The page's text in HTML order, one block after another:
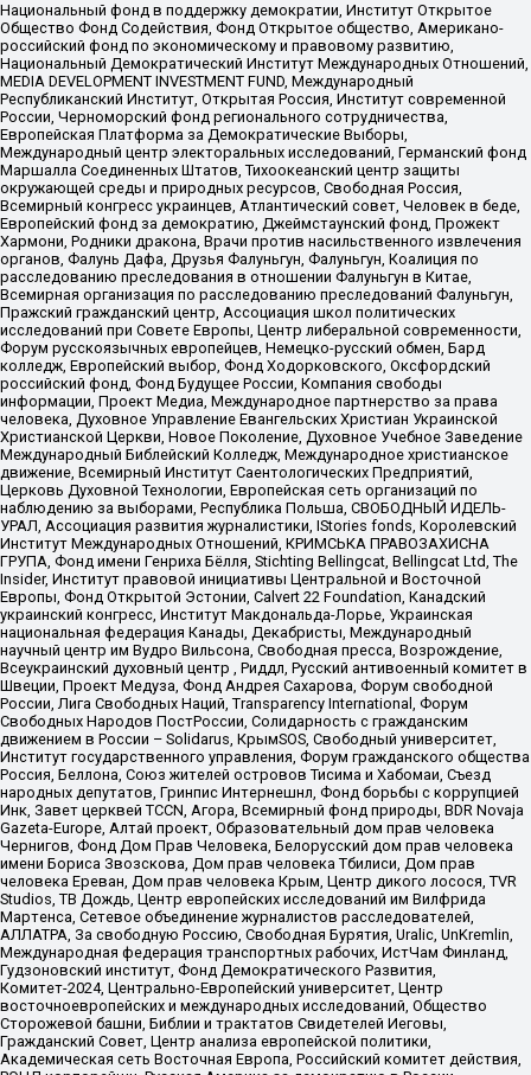
Национальный фонд в поддержку демократии, Институт Открытое
Общество Фонд Содействия, Фонд Открытое общество, Американо-
российский фонд по экономическому и правовому развитию,
Национальный Демократический Институт Международных Отношений,
MEDIA DEVELOPMENT INVESTMENT FUND, Международный
Республиканский Институт, Открытая Россия, Институт современной
России, Черноморский фонд регионального сотрудничества,
Европейская Платформа за Демократические Выборы,
Международный центр электоральных исследований, Германский фонд
Маршалла Соединенных Штатов, Тихоокеанский центр защиты
окружающей среды и природных ресурсов, Свободная Россия,
Всемирный конгресс украинцев, Атлантический совет, Человек в беде,
Европейский фонд за демократию, Джеймстаунский фонд, Прожект
Хармони, Родники дракона, Врачи против насильственного извлечения
органов, Фалунь Дафа, Друзья Фалуньгун, Фалуньгун, Коалиция по
расследованию преследования в отношении Фалуньгун в Китае,
Всемирная организация по расследованию преследований Фалуньгун,
Пражский гражданский центр, Ассоциация школ политических
исследований при Совете Европы, Центр либеральной современности,
Форум русскоязычных европейцев, Немецко-русский обмен, Бард
колледж, Европейский выбор, Фонд Ходорковского, Оксфордский
российский фонд, Фонд Будущее России, Компания свободы
информации, Проект Медиа, Международное партнерство за права
человека, Духовное Управление Евангельских Христиан Украинской
Христианской Церкви, Новое Поколение, Духовное Учебное Заведение
Международный Библейский Колледж, Международное христианское
движение, Всемирный Институт Саентологических Предприятий,
Церковь Духовной Технологии, Европейская сеть организаций по
наблюдению за выборами, Республика Польша, СВОБОДНЫЙ ИДЕЛЬ-
УРАЛ, Ассоциация развития журналистики, IStories fonds, Королевский
Институт Международных Отношений, КРИМСЬКА ПРАВОЗАХИСНА
ГРУПА, Фонд имени Генриха Бёлля, Stichting Bellingcat, Bellingcat Ltd, The
Insider, Институт правовой инициативы Центральной и Восточной
Европы, Фонд Открытой Эстонии, Calvert 22 Foundation, Канадский
украинский конгресс, Институт Макдональда-Лорье, Украинская
национальная федерация Канады, Декабристы, Международный
научный центр им Вудро Вильсона, Свободная пресса, Возрождение,
Всеукраинский духовный центр , Риддл, Русский антивоенный комитет в
Швеции, Проект Медуза, Фонд Андрея Сахарова, Форум свободной
России, Лига Свободных Наций, Transparеncy International, Форум
Свободных Народов ПостРоссии, Солидарность с гражданским
движением в России – Solidarus, КрымSOS, Свободный университет,
Институт государственного управления, Форум гражданского общества
Россия, Беллона, Союз жителей островов Тисима и Хабомаи, Съезд
народных депутатов, Гринпис Интернешнл, Фонд борьбы с коррупцией
Инк, Завет церквей TCCN, Агора, Всемирный фонд природы, BDR Novaja
Gazeta-Europe, Алтай проект, Образовательный дом прав человека
Чернигов, Фонд Дом Прав Человека, Белорусский дом прав человека
имени Бориса Звозскова, Дом прав человека Тбилиси, Дом прав
человека Ереван, Дом прав человека Крым, Центр дикого лосося, TVR
Studios, ТВ Дождь, Центр европейских исследований им Вилфрида
Мартенса, Сетевое объединение журналистов расследователей,
АЛЛАТРА, За свободную Россию, Свободная Бурятия, Uralic, UnKremlin,
Международная федерация транспортных рабочих, ИстЧам Финланд,
Гудзоновский институт, Фонд Демократического Развития,
Комитет-2024, Центрально-Европейский университет, Центр
восточноевропейских и международных исследований, Общество
Сторожевой башни, Библии и трактатов Свидетелей Иеговы,
Гражданский Совет, Центр анализа европейской политики,
Академическая сеть Восточная Европа, Российский комитет действия,